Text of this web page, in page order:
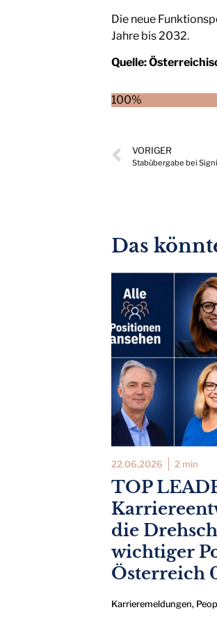
Die neue
Jahre bis 2032.
Quelle:
100%
VORIGER
Stabübergabe bei
Das
22.06.2026 2 min
TOP
die
wichtiger
Österreich
Karrieremeldungen,